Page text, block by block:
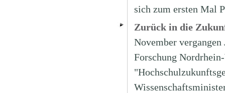
sich zum ersten Mal
Zurück in die
November
Forschung